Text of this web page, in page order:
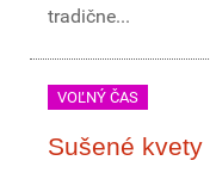
tradične...
VOĽNÝ ČAS
Sušené